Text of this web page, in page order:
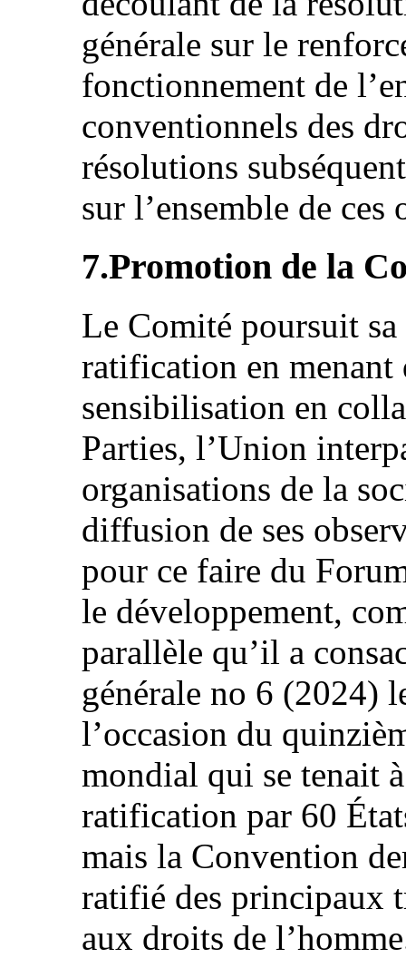
générale sur le
fonctionnement de
conventionnels des
résolutions
sur l’ensemble de ces
7.Promotion de la
Le Comité poursuit
ratification en menant
sensibilisation en
Parties, l’Union
organisations de la
diffusion de ses
pour ce faire du
le développement,
parallèle qu’il a
générale no 6 (2024)
l’occasion du
mondial qui se tenait
ratification par 60
mais la Convention
ratifié des principaux
aux droits de